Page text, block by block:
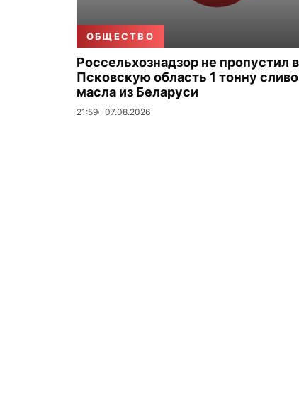
ОБЩЕСТВО
Россельхознадзор не пропустил в
Псковскую область 1 тонну
масла из Беларуси
21:59 07.08.2026